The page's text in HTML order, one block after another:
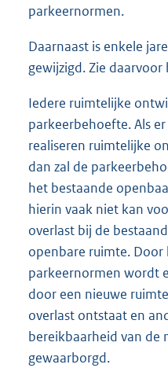
parkeernormen.
Daarnaast is enkele
gewijzigd. Zie
Iedere ruimtelijke
parkeerbehoefte. Als
realiseren ruimtelijke
dan zal de
het bestaande
hierin vaak niet kan
overlast bij de
openbare ruimte. Door
parkeernormen wordt
door een nieuwe
overlast ontstaat en
bereikbaarheid van de
gewaarborgd.